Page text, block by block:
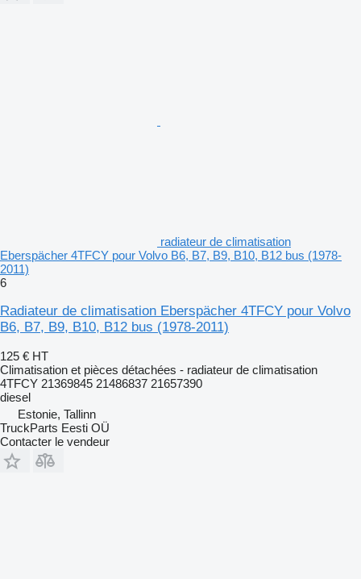
radiateur de climatisation
Eberspächer 4TFCY pour Volvo B6, B7, B9, B10, B12 bus (1978-
2011)
6
Radiateur de climatisation Eberspächer 4TFCY pour Volvo
B6, B7, B9, B10, B12 bus (1978-2011)
125 € HT
Climatisation et pièces détachées - radiateur de climatisation
4TFCY 21369845 21486837 21657390
diesel
Estonie, Tallinn
TruckParts Eesti OÜ
Contacter le vendeur